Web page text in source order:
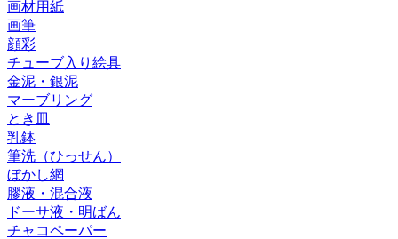
画材用紙
画筆
顔彩
チューブ入り絵具
金泥・銀泥
マーブリング
とき皿
乳鉢
筆洗（ひっせん）
ぼかし網
膠液・混合液
ドーサ液・明ばん
チャコペーパー